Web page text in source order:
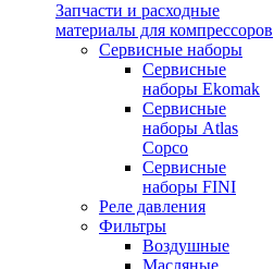
Запчасти и расходные
материалы для компрессоров
Cервисные наборы
Сервисные
наборы Ekomak
Cервисные
наборы Atlas
Copco
Сервисные
наборы FINI
Реле давления
Фильтры
Воздушные
Масляные